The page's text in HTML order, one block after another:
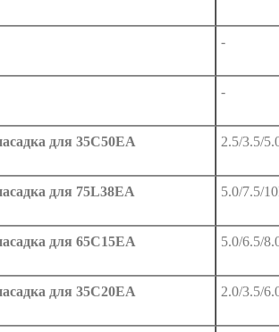
-
-
для 35C50EA 2.5/3.5/
для 75L38EA 5.0/7.5/
для 65C15EA 5.0/6.5/
для 35C20EA 2.0/3.5/